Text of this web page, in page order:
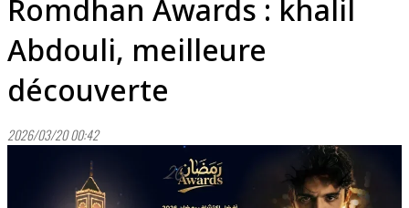
Romdhan Awards : khalil
Abdouli, meilleure
découverte
2026/03/20 00:42